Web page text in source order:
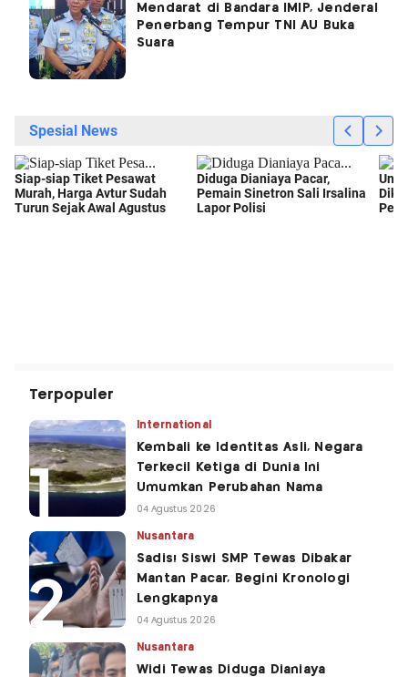
Mendarat di Bandara IMIP, Jenderal
Penerbang Tempur TNI AU Buka
Suara
Terpopuler
International
Kembali ke Identitas Asli, Negara
Terkecil Ketiga di Dunia Ini
Umumkan Perubahan Nama
04 Agustus 2026
Nusantara
Sadis! Siswi SMP Tewas Dibakar
Mantan Pacar, Begini Kronologi
Lengkapnya
04 Agustus 2026
Nusantara
Widi Tewas Diduga Dianiaya